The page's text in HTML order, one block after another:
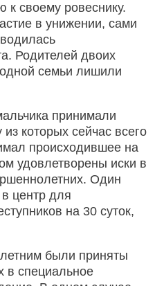
к своему ровеснику.
в унижении, сами
Родителей двоих
семьи лишили
принимали
которых сейчас всего
происходившее на
удовлетворены иски в
Один
центр для
на 30 суток,
были приняты
в специальное